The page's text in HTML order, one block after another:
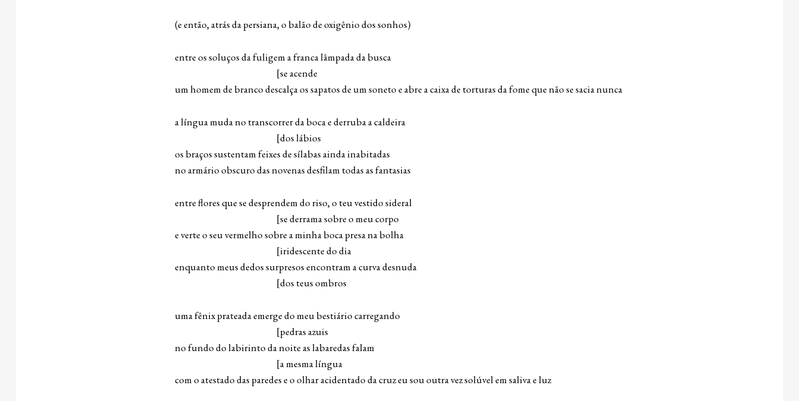
(e então, atrás da persiana, o balão de oxigênio dos sonhos)
entre os soluços da fuligem a franca lâmpada da busca
[se acende
um homem de branco descalça os sapatos de um soneto e abre a caixa de torturas da fome que não se sacia nunca
a língua muda no transcorrer da boca e derruba a caldeira
[dos lábios
os braços sustentam feixes de sílabas ainda inabitadas
no armário obscuro das novenas desfilam todas as fantasias
entre flores que se desprendem do riso, o teu vestido sideral
[se derrama sobre o meu corpo
e verte o seu vermelho sobre a minha boca presa na bolha
[iridescente do dia
enquanto meus dedos surpresos encontram a curva desnuda
[dos teus ombros
uma fênix prateada emerge do meu bestiário carregando
[pedras azuis
no fundo do labirinto da noite as labaredas falam
[a mesma língua
com o atestado das paredes e o olhar acidentado da cruz eu sou outra vez solúvel em saliva e luz